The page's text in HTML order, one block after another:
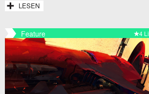
LESEN
Feature 4